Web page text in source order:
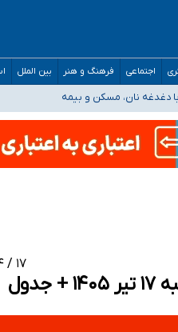
اجتماعی فرهنگ و هنر بین الملل
صحنه عملیات و دکترای تخصصی
دغدغه نان، مسکن و بیمه
تنفسی در کشور/ خوزستان و کرمان
از رئیس جمهور خواستیم ورود کند
امارات در کشور/ درباره محصلان
۱۷ / ۰۴ / ۱۴۰۵ - ۰۹:۵۰:۰۴